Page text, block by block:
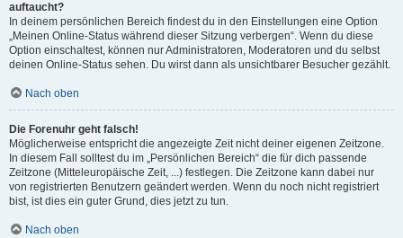
auftaucht?
In deinem persönlichen Bereich findest du in den Einstellungen eine Option
„Meinen Online-Status während dieser Sitzung verbergen“. Wenn du diese
Option einschaltest, können nur Administratoren, Moderatoren und du selbst
deinen Online-Status sehen. Du wirst dann als unsichtbarer Besucher gezählt.
Nach oben
Die Forenuhr geht falsch!
Möglicherweise entspricht die angezeigte Zeit nicht deiner eigenen Zeitzone.
In diesem Fall solltest du im „Persönlichen Bereich“ die für dich passende
Zeitzone (Mitteleuropäische Zeit, ...) festlegen. Die Zeitzone kann dabei nur
von registrierten Benutzern geändert werden. Wenn du noch nicht registriert
bist, ist dies ein guter Grund, dies jetzt zu tun.
Nach oben